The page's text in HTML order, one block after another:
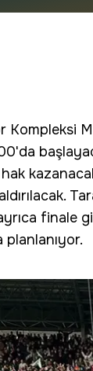
Kompleksi
finale
planlanıyor.